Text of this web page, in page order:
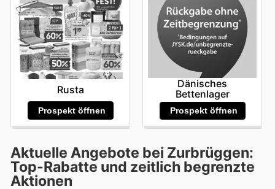
Rusta
Prospekt öffnen
Dänisches
Bettenlager
Prospekt öffnen
Aktuelle Angebote bei Zurbrüggen:
Top-Rabatte und zeitlich begrenzte
Aktionen